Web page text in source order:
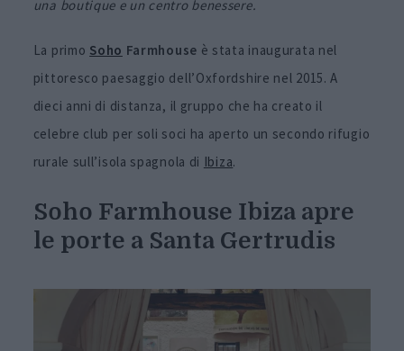
una boutique e un centro benessere.
La primo Soho Farmhouse è stata inaugurata nel
pittoresco paesaggio dell’Oxfordshire nel 2015. A
dieci anni di distanza, il gruppo che ha creato il
celebre club per soli soci ha aperto un secondo rifugio
rurale sull’isola spagnola di Ibiza.
Soho Farmhouse Ibiza apre
le porte a Santa Gertrudis